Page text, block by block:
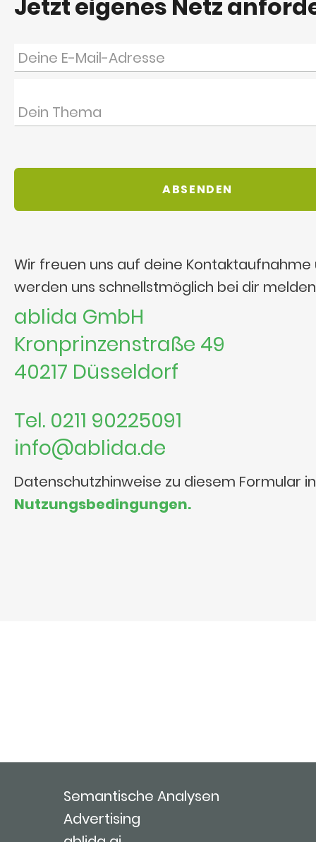
Jetzt eigenes Netz
Wir freuen uns auf deine Kontaktaufnahme
werden uns schnellstmöglich bei dir
ablida GmbH
Kronprinzenstraße 49
40217 Düsseldorf
Tel. 0211 90225091
info@ablida.de
Datenschutzhinweise zu diesem Formular
Nutzungsbedingungen.
Semantische Analysen
Advertising